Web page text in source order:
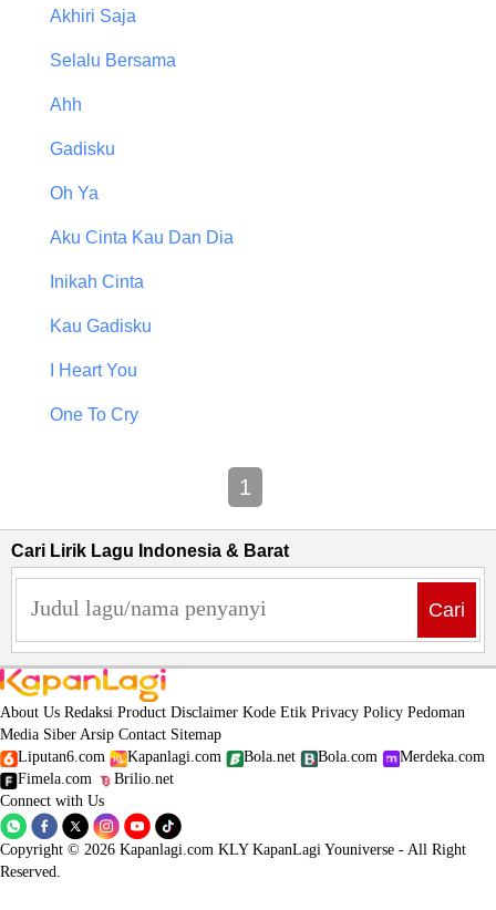
Akhiri Saja
Selalu Bersama
Ahh
Gadisku
Oh Ya
Aku Cinta Kau Dan Dia
Inikah Cinta
Kau Gadisku
I Heart You
One To Cry
1
Cari Lirik Lagu Indonesia & Barat
Cari
About Us Redaksi Product Disclaimer Kode Etik Privacy Policy Pedoman
Media Siber Arsip Contact Sitemap
Liputan6.com
Kapanlagi.com Bola.net Bola.com
Merdeka.com
Fimela.com
Brilio.net
Connect with Us
Copyright © 2026 Kapanlagi.com KLY KapanLagi Youniverse - All Right
Reserved.